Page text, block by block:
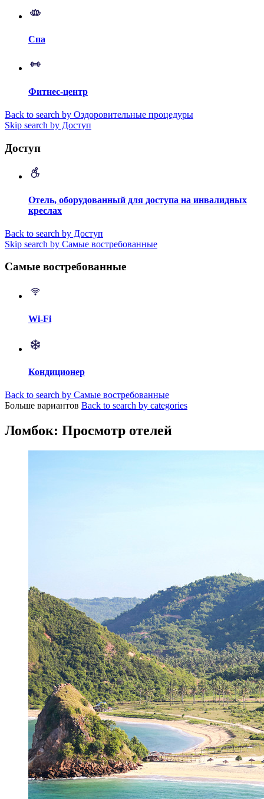
Спа
Фитнес-центр
Back to search by Оздоровительные процедуры
Skip search by Доступ
Доступ
Отель, оборудованный для доступа на инвалидных
креслах
Back to search by Доступ
Skip search by Самые востребованные
Самые востребованные
Wi-Fi
Кондиционер
Back to search by Самые востребованные
Больше вариантов Back to search by categories
Ломбок: Просмотр отелей